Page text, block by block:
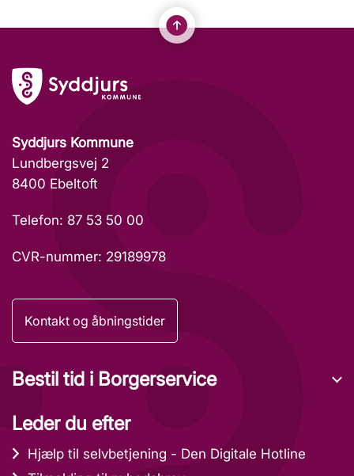
Syddjurs Kommune
Lundbergsvej 2
8400 Ebeltoft
Telefon: 87 53 50 00
CVR-nummer: 29189978
Kontakt og åbningstider
Bestil tid i Borgerservice
Leder du efter
Hjælp til selvbetjening - Den Digitale Hotline